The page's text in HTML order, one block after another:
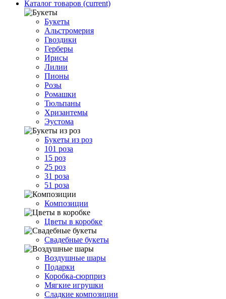
Каталог товаров (current)
Букеты
Альстромерия
Гвоздики
Герберы
Ирисы
Лилии
Пионы
Розы
Ромашки
Тюльпаны
Хризантемы
Эустома
Букеты из роз
101 роза
15 роз
25 роз
31 роза
51 роза
Композиции
Цветы в коробке
Свадебные букеты
Воздушные шары
Подарки
Коробка-сюрприз
Мягкие игрушки
Сладкие композиции